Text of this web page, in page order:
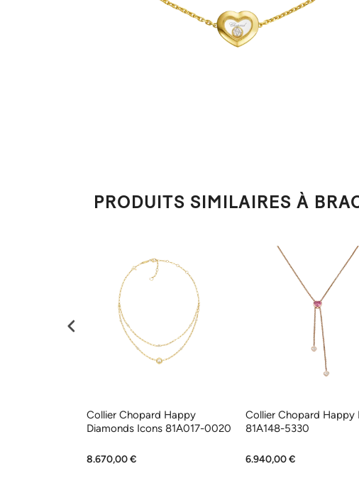
PRODUITS SIMILAIRES À
Collier Chopard Happy
Diamonds Icons 81A017-0020
8.670,00 €
Collier Chopard Happy
81A148-5330
6.940,00 €